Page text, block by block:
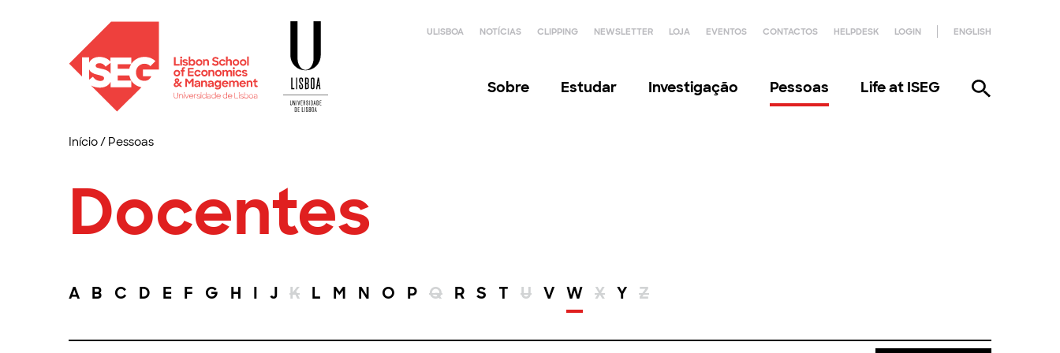
ULISBOA NOTÍCIAS CLIPPING NEWSLETTER LOJA EVENTOS CONTACTOS HELPDESK LOGIN ENGLISH
Sobre Estudar Investigação Pessoas Life at ISEG
Início/ Pessoas
Docentes
A B C D E F G H I J K L M N O P Q R S T U V W X Y Z